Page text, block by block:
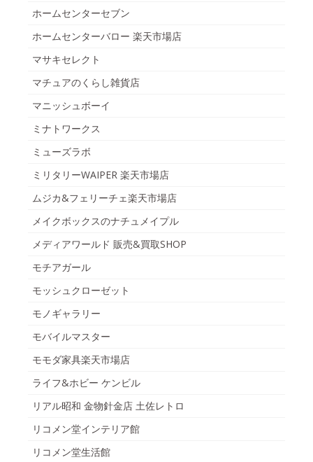
ホームセンターセブン
ホームセンターバロー 楽天市場店
マサキセレクト
マチュアのくらし雑貨店
マニッシュボーイ
ミナトワークス
ミューズラボ
ミリタリーWAIPER 楽天市場店
ムジカ&フェリーチェ楽天市場店
メイクボックスのナチュメイプル
メディアワールド 販売&買取SHOP
モチアガール
モッシュクローゼット
モノギャラリー
モバイルマスター
モモダ家具楽天市場店
ライフ&ホビー ケンビル
リアル昭和 金物針金店 土佐レトロ
リコメン堂インテリア館
リコメン堂生活館